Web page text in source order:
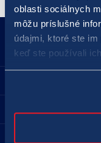
oblasti sociálnych
môžu príslušné
údajmi, ktoré ste
keď ste používali
18177